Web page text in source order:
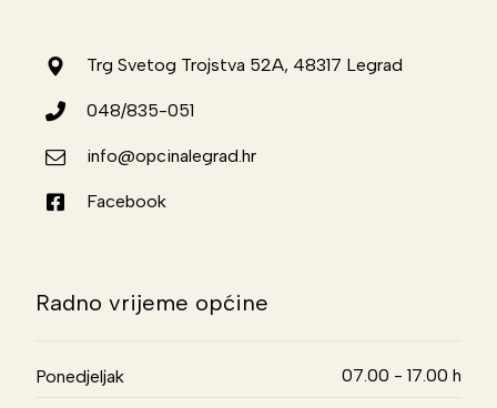
Trg Svetog Trojstva 52A, 48317 Legrad
048/835-051
info@opcinalegrad.hr
Facebook
Radno vrijeme općine
Ponedjeljak 07.00 - 17.00 h